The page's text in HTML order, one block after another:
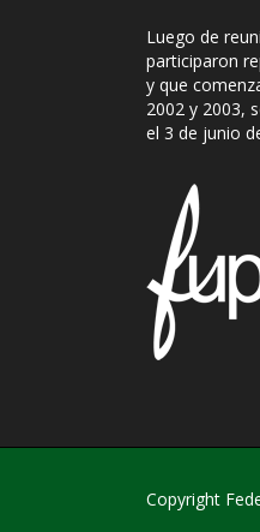
Luego de
participaron
y que
2002 y 2003,
el 3 de junio
Copyright